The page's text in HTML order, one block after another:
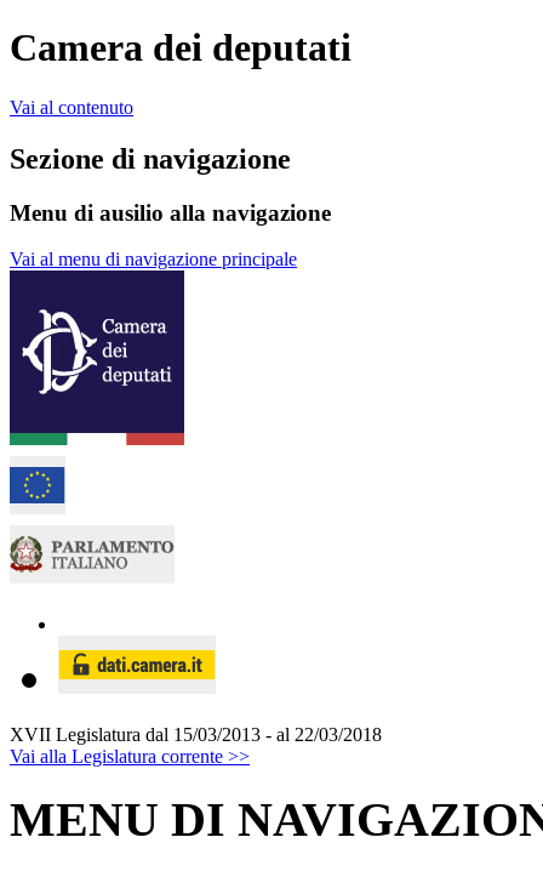
Camera dei deputati
Vai al contenuto
Sezione di navigazione
Menu di ausilio alla navigazione
Vai al menu di navigazione principale
XVII Legislatura dal 15/03/2013 - al 22/03/2018
Vai alla Legislatura corrente >>
MENU DI